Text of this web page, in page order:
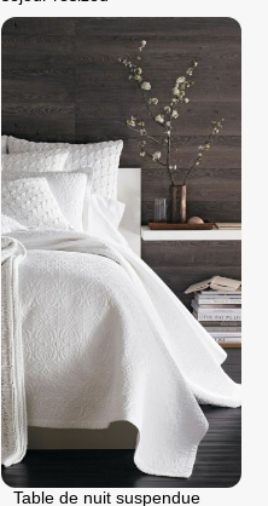
Table de nuit suspendue